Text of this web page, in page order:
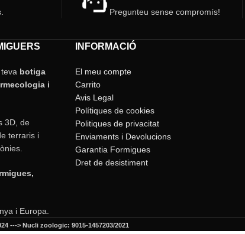
Pregunteu sense compromís!
botiga
i
3D, de
terraris i
i Europa.
INFORMACIÓ
El meu compte
Carrito
Avis Legal
Polítiques de cookies
Politiques de privacitat
Enviaments i Devolucions
Garantia Formigues
Dret de desistiment
---> Nucli zoologic: 9015-1457203/2021